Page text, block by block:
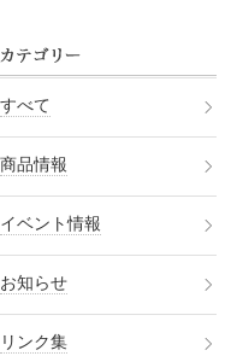
すべて
商品情報
イベント情報
お知らせ
リンク集